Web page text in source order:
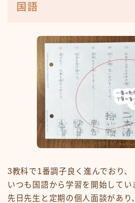
国語
3教科で1番調子良く進んでおり、
いつも国語から学習を開始してい
先日先生と定期の個人面談があり